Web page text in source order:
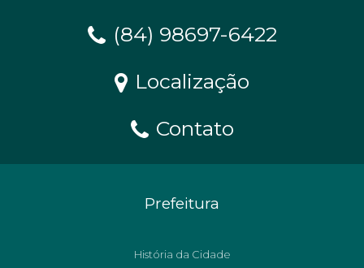
(84) 98697-6422
Localização
Contato
Prefeitura
História da Cidade